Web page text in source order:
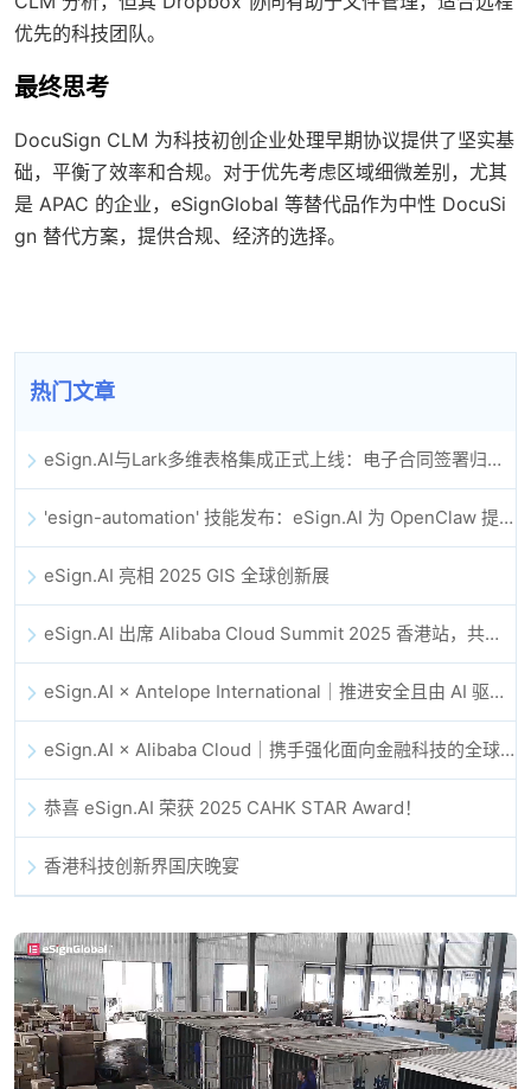
优先的科技团队。
最终思考
DocuSign CLM 为科技初创企业处理早期协议提供了坚实基
础，平衡了效率和合规。对于优先考虑区域细微差别，尤其
是 APAC 的企业，eSignGlobal 等替代品作为中性 DocuSi
gn 替代方案，提供合规、经济的选择。
热门文章
eSign.AI与Lark多维表格集成正式上线：电子合同签署归档全程自动化
'esign-automation' 技能发布：eSign.AI 为 OpenClaw 提供自动化电子签名能力
eSign.AI 亮相 2025 GIS 全球创新展
eSign.AI 出席 Alibaba Cloud Summit 2025 香港站，共同探讨 AI 驱动的云创新与数字信任未来
eSign.AI × Antelope International｜推进安全且由 AI 驱动的数字化工作流
eSign.AI × Alibaba Cloud｜携手强化面向金融科技的全球数字信任
恭喜 eSign.AI 荣获 2025 CAHK STAR Award！
香港科技创新界国庆晚宴